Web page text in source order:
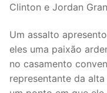
Clinton e Jordan
Um assalto
eles uma paixão
no casamento
representante da